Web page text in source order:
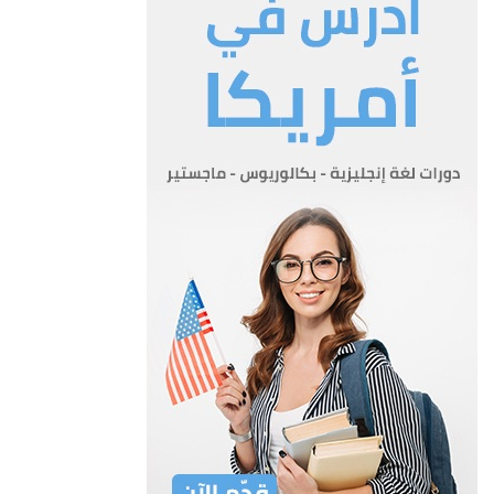
على أعمال الموظفين وفقاً لىنظمة المرعية.
هـ- اقامة الدعاوى لدى المحاكم على اختلاف أنواعها ودرجاتها بذاته او
بتوكيل أحد موظفي الاوقاف او أحد المحامين وان
يرافع في كل دعوى للاوقاف بذاته او بواسطه من يوكله وذلك بعد
خصوله على موافقة مجلس الاوقاف الأعلى.
و- اجازة صرف مستندات النفقات والرواتب ضمن حدود الموازنة وان
ز- انتداب اي موظف من موظفي الاوقاف للقيام بأي عمل وفي أية
دائرة من دوائر الاوقاف عند الحاجة الى ذلك بموافقة رئيس
المادة 4- صلاحيات المحاسب العام
للمحاسب العام الوظائف والصلاحيات التالية:
أ- الاشراف على مسك القيود الحسابية والاجمالية وضبط واردات